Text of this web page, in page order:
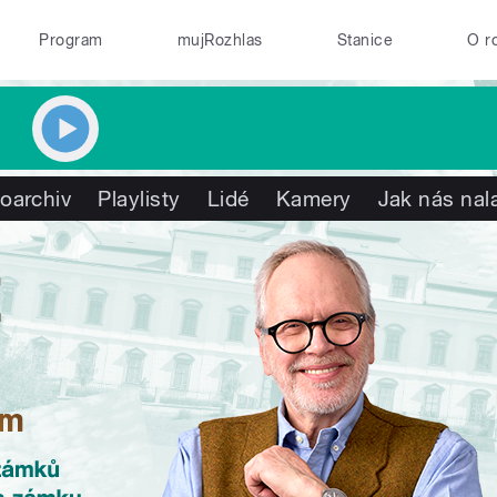
Program mujRozhlas Stanice O
Playlisty Lidé Kamery Jak nás